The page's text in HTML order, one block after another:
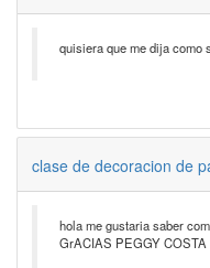
quisiera que me dija como
clase de decoracion de
hola me gustaria saber
GrACIAS PEGGY COSTA